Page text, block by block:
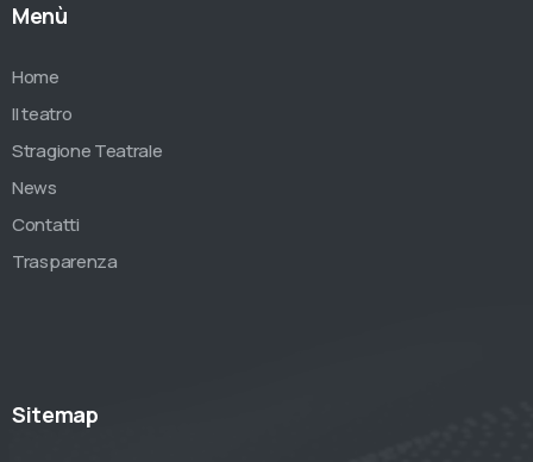
Menù
Home
Il teatro
Stragione Teatrale
News
Contatti
Trasparenza
Sitemap